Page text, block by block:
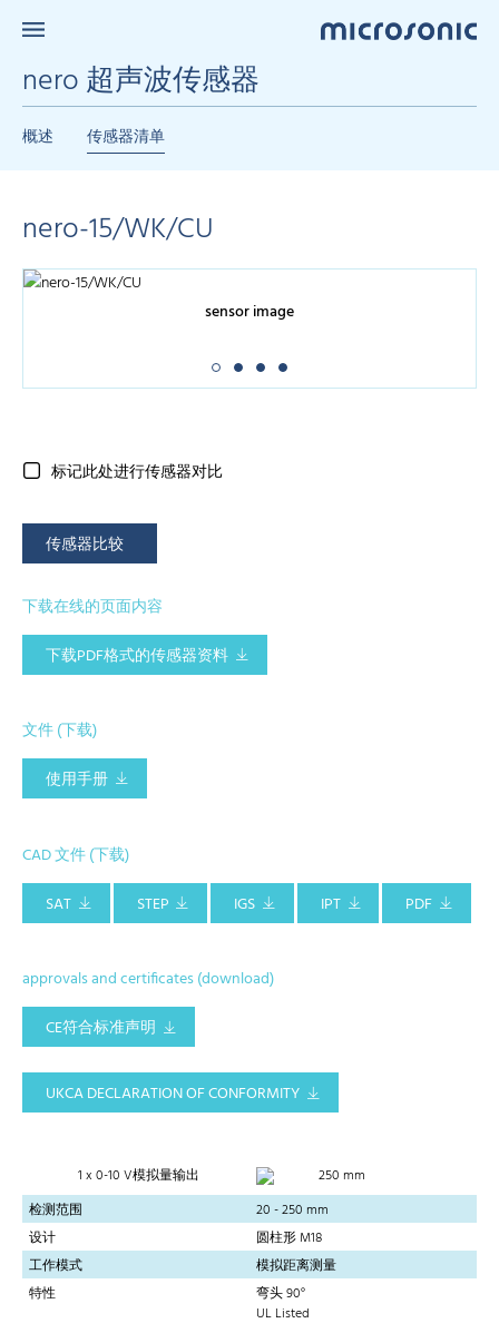
nero 超声波传感器
概述 传感器清单
nero-15/WK/CU
sensor image
标记此处进行传感器对比
传感器比较
下载在线的页面内容
下载PDF格式的传感器资料
文件 (下载)
使用手册
CAD 文件 (下载)
SAT
STEP IGS IPT PDF
approvals and certificates (download)
CE符合标准声明
UKCA DECLARATION OF CONFORMITY
1 x 0-10 V模拟量输出
250 mm
检测范围
20 - 250 mm
设计
圆柱形 M18
工作模式
模拟距离测量
特性
弯头 90°
UL Listed